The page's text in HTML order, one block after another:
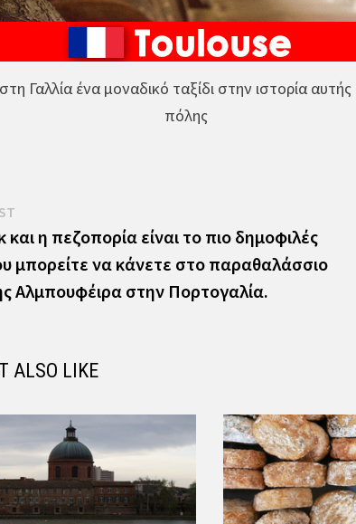
Γαλλία ένα μοναδικό ταξίδι στην ιστορία
πόλης
Previous
post:
και η πεζοπορία είναι το πιο δημοφιλές
μπορείτε να κάνετε στο παραθαλάσσιο
Αλμπουφέιρα στην Πορτογαλία.
ALSO LIKE